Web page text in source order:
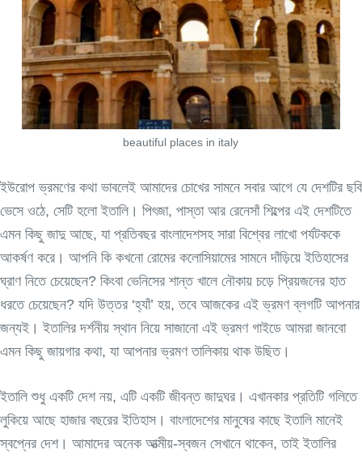
beautiful places in italy
ইউরোপ ভ্রমণের কথা ভাবলেই আমাদের চোখের সামনে সবার আগে যে দেশটির ছবি
ভেসে ওঠে, সেটি হলো ইতালি। পিৎজা, পাস্তা আর রেনেসাঁ শিল্পের এই দেশটিতে
এমন কিছু জাদু আছে, যা প্রতিবছর বাংলাদেশসহ সারা বিশ্বের লাখো পর্যটককে
আকর্ষণ করে। আপনি কি কখনো রোমের কলোসিয়ামের সামনে দাঁড়িয়ে ইতিহাসের
ঘ্রাণ নিতে চেয়েছেন? কিংবা ভেনিসের শান্ত খালে নৌকায় চড়ে প্রিয়জনের হাত
ধরতে চেয়েছেন? যদি উত্তর ‘হ্যাঁ’ হয়, তবে আজকের এই ভ্রমণ ব্লগটি আপনার
জন্যই। ইতালির দর্শনীয় স্থান নিয়ে সাজানো এই ভ্রমণ গাইডে আমরা জানবো
এমন কিছু জায়গার কথা, যা আপনার ভ্রমণ তালিকায় থাক উছিত।
ইতালি শুধু একটি দেশ নয়, এটি একটি জীবন্ত জাদুঘর। এখানকার প্রতিটি গলিতে
লুকিয়ে আছে হাজার বছরের ইতিহাস। বাংলাদেশের মানুষের কাছে ইতালি মানেই
স্বপ্নের দেশ। আমাদের অনেক আত্মীয়-স্বজন সেখানে থাকেন, তাই ইতালির